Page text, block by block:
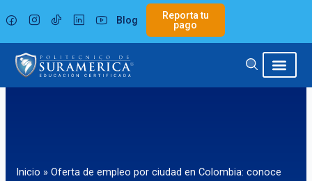
al
contenido
Blog
Reporta tu
pago
Inicio » Oferta de empleo por ciudad en Colombia: conoce